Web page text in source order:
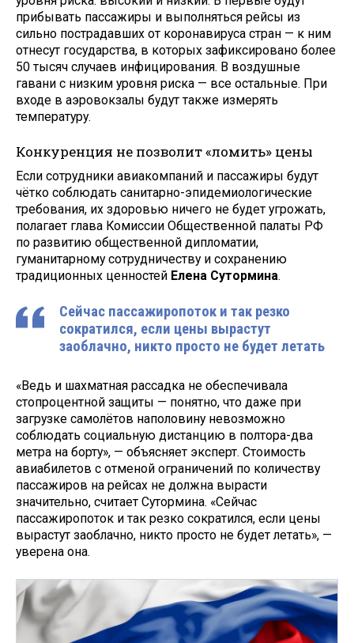
прибывать пассажиры и выполняться рейсы из
сильно пострадавших от коронавируса стран — к ним
отнесут государства, в которых зафиксировано более
50 тысяч случаев инфицирования. В воздушные
гавани с низким уровня риска — все остальные. При
входе в аэровокзалы будут также измерять
температуру.
Конкуренция не позволит «ломить» цены
Если сотрудники авиакомпаний и пассажиры будут
чётко соблюдать санитарно-эпидемиологические
требования, их здоровью ничего не будет угрожать,
полагает глава Комиссии Общественной палаты РФ
по развитию общественной дипломатии,
гуманитарному сотрудничеству и сохранению
традиционных ценностей Елена Сутормина.
Сейчас пассажиропоток и так резко
сократился, если цены вырастут
заоблачно, никто просто не будет летать
«Ведь и шахматная рассадка не обеспечивала
стопроцентной защиты — понятно, что даже при
загрузке самолётов наполовину невозможно
соблюдать социальную дистанцию в полтора-два
метра на борту», — объясняет эксперт. Стоимость
авиабилетов с отменой ограничений по количеству
пассажиров на рейсах не должна вырасти
значительно, считает Сутормина. «Сейчас
пассажиропоток и так резко сократился, если цены
вырастут заоблачно, никто просто не будет летать», —
уверена она.